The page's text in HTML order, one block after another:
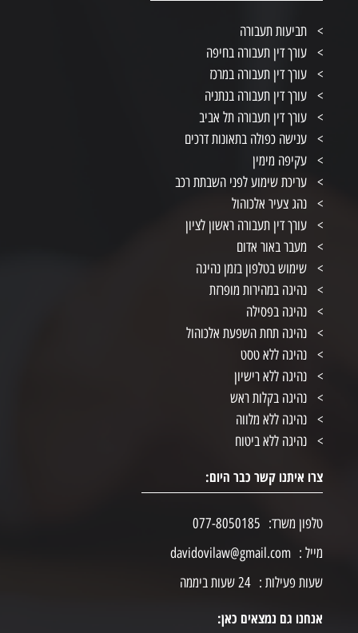
תביעות תעבורה
עורך דין תעבורה בחיפה
עורך דין תעבורה במרכז
עורך דין תעבורה בנתניה
עורך דין תעבורה תל אביב
ענישה כפולה בתאונות דרכים
עקיפה מימין
עריכת שימוע לפני השבתת רכב
נהג צעיר אלכוהול
עורך דין תעבורה ראשון לציון
מעבר באור אדום
שימוש בטלפון בזמן נהיגה
נהיגה במהירות מופרזת
נהיגה בפסילה
נהיגה תחת השפעת אלכוהול
נהיגה ללא טסט
נהיגה ללא רישיון
נהיגה בקלות ראש
נהיגה ללא מלווה
נהיגה ללא ביטוח
צרו איתנו קשר כבר היום:
טלפון משרד: 077-8050185
מייל : davidovilaw@gmail.com
שעות פעילות : 24 שעות ביממה
אנחנו גם נמצאים כאן: